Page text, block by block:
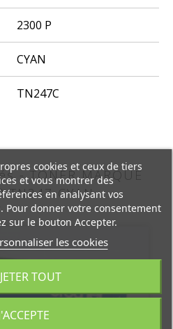
2300 P
CYAN
TN247C
- TONER MARQUE
TN247 CYAN
cookies et ceux de tiers
et vous montrer des
en analysant vos
Pour donner votre consentement
sur le bouton Accepter.
les cookies
TOUT